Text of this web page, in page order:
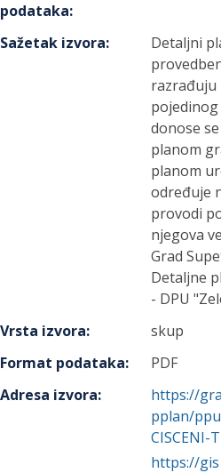
podataka:
Sažetak izvora:
Detaljni
razrađuju
donose
planom
planom
određuje
provodi
njegova
Grad
Detaljne
- DPU
Vrsta izvora:
skup
Format podataka:
PDF
Adresa izvora:
https://
pplan/
CISCENI-
https://